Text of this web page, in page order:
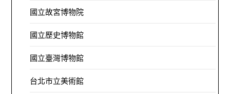
國立故宮博物院
國立歷史博物館
國立臺灣博物館
台北市立美術館